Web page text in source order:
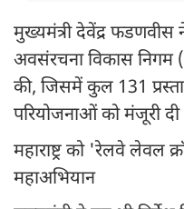
मुख्यमंत्री देवेंद्र फडणवीस ने
अवसंरचना विकास निगम
की, जिसमें कुल 131
परियोजनाओं को मंजूरी
महाराष्ट्र को 'रेलवे लेवल
महाअभियान